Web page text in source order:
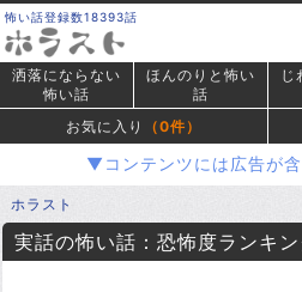
怖い話登録数18393話
洒落にならない
怖い話
ほんのりと怖い
話
じ
お気に入り
（0件）
▼コンテンツには広告が
ホラスト
実話の怖い話：恐怖度ランキ